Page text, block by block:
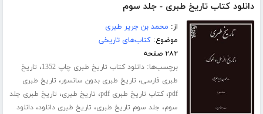
دانلود کتاب تاریخ طبری - جلد سوم
از: محمد بن جریر طبری
موضوع:کتاب‌های تاریخی
۲۸۲ صفحه
برچسب‌ها:دانلود کتاب تاریخ طبری چاپ 1352 ، تاریخ
طبری فارسی، تاریخ طبری بدون سانسور، تاریخ طبری
pdf،کتاب تاریخ طبری pdf ، تاریخ طبری، تاریخ طبری جلد
سوم، جلد سوم تاریخ طبری، تاریخ طبری دانلود،دانلود